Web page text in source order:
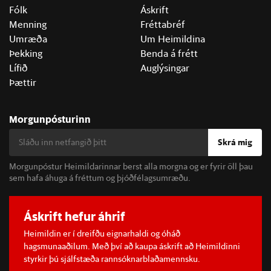
Fólk
Menning
Umræða
Þekking
Lífið
Þættir
Áskrift
Fréttabréf
Um Heimildina
Benda á frétt
Auglýsingar
Morgunpósturinn
Skrá mig
Morgunpóstur Heimildarinnar berst alla morgna og er fyrir öll þau
sem hafa áhuga á fréttum og þjóðfélagsumræðu.
Áskrift hefur áhrif
Heimildin er í dreifðu eignarhaldi og óháð
hagsmunaaðilum. Með því að kaupa áskrift að Heimildinni
styrkir þú sjálfstæða rannsóknarblaðamennsku.